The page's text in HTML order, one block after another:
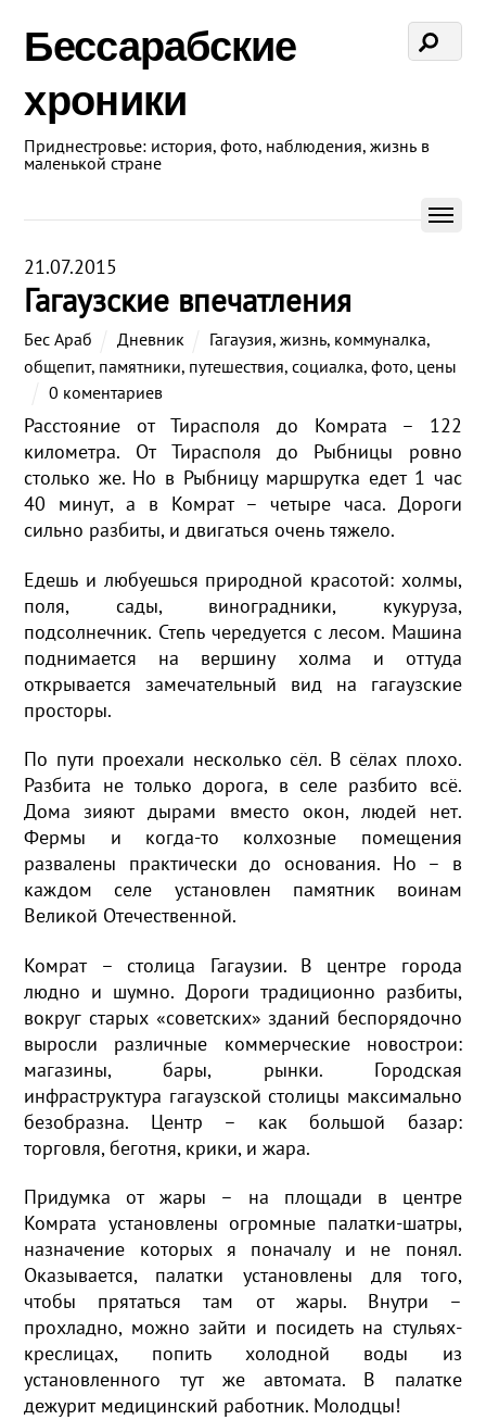
Бессарабские
хроники
Приднестровье: история, фото, наблюдения, жизнь в
маленькой стране
21.07.2015
Гагаузские впечатления
Бес Араб Дневник Гагаузия, жизнь, коммуналка,
общепит, памятники, путешествия,социалка,фото, цены
0 коментариев
Расстояние от Тирасполя до Комрата – 122
километра. От Тирасполя до Рыбницы ровно
столько же. Но в Рыбницу маршрутка едет 1 час
40 минут, а в Комрат – четыре часа. Дороги
сильно разбиты, и двигаться очень тяжело.
Едешь и любуешься природной красотой: холмы,
поля, сады, виноградники, кукуруза,
подсолнечник. Степь чередуется с лесом. Машина
поднимается на вершину холма и оттуда
открывается замечательный вид на гагаузские
просторы.
По пути проехали несколько сёл. В сёлах плохо.
Разбита не только дорога, в селе разбито всё.
Дома зияют дырами вместо окон, людей нет.
Фермы и когда-то колхозные помещения
развалены практически до основания. Но – в
каждом селе установлен памятник воинам
Великой Отечественной.
Комрат – столица Гагаузии. В центре города
людно и шумно. Дороги традиционно разбиты,
вокруг старых «советских» зданий беспорядочно
выросли различные коммерческие новострои:
магазины, бары, рынки. Городская
инфраструктура гагаузской столицы максимально
безобразна. Центр – как большой базар:
торговля, беготня, крики, и жара.
Придумка от жары – на площади в центре
Комрата установлены огромные палатки-шатры,
назначение которых я поначалу и не понял.
Оказывается, палатки установлены для того,
чтобы прятаться там от жары. Внутри –
прохладно, можно зайти и посидеть на стульях-
креслицах, попить холодной воды из
установленного тут же автомата. В палатке
дежурит медицинский работник. Молодцы!